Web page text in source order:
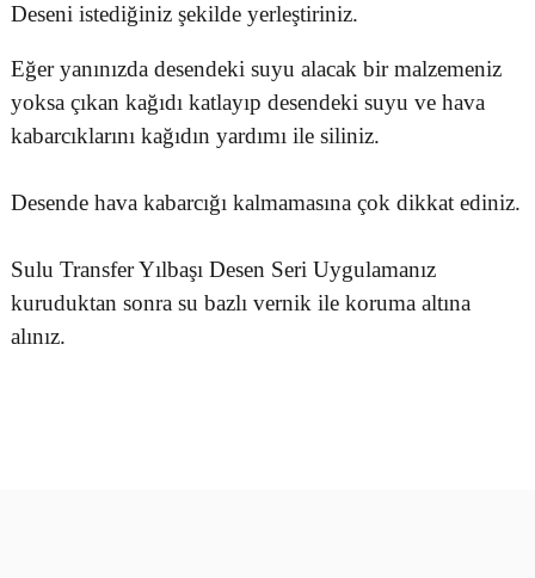
Deseni istediğiniz şekilde yerleştiriniz.
Eğer yanınızda desendeki suyu alacak bir malzemeniz
yoksa çıkan kağıdı katlayıp desendeki suyu ve hava
kabarcıklarını kağıdın yardımı ile siliniz.
Desende hava kabarcığı kalmamasına çok dikkat ediniz.
Sulu Transfer Yılbaşı Desen Seri Uygulamanız
kuruduktan sonra su bazlı vernik ile koruma altına
alınız.